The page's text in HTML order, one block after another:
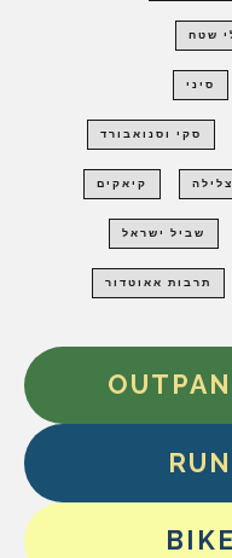
שטח
סיני
סקי וסנואבורד
צלילה קיאקים
שביל ישראל
תרבות אאוטדור